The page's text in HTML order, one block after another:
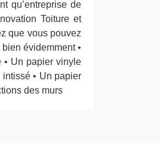
qu’entreprise de
Toiture et
que vous pouvez
évidemment •
• Un papier vinyle
• Un papier
des murs